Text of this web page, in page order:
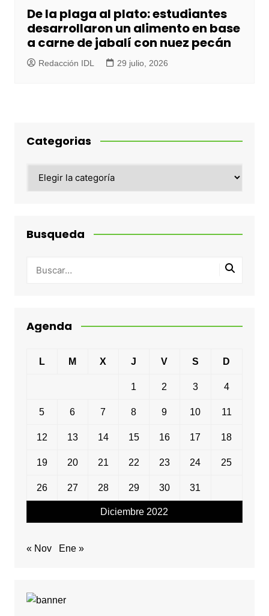
De la plaga al plato: estudiantes
desarrollaron un alimento en base
a carne de jabalí con nuez pecán
Redacción IDL 29 julio, 2026
Categorias
Busqueda
Agenda
Diciembre 2022
L M X J V S D
1 2 3 4
5 6 7 8 9 10 11
12 13 14 15 16 17 18
19 20 21 22 23 24 25
26 27 28 29 30 31
« Nov Ene »